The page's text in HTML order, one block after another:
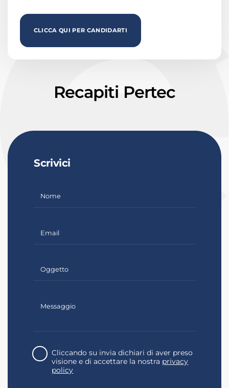
CLICCA QUI PER CANDIDARTI
Recapiti Pertec
Scrivici
Cliccando su invia dichiari di aver preso
visione e di accettare la nostra privacy
policy